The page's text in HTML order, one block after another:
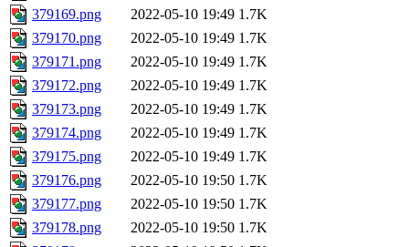
379169.png
2022-05-10 19:49 1.7K
379170.png
2022-05-10 19:49 1.7K
379171.png
2022-05-10 19:49 1.7K
379172.png
2022-05-10 19:49 1.7K
379173.png
2022-05-10 19:49 1.7K
379174.png
2022-05-10 19:49 1.7K
379175.png
2022-05-10 19:49 1.7K
379176.png
2022-05-10 19:50 1.7K
379177.png
2022-05-10 19:50 1.7K
379178.png
2022-05-10 19:50 1.7K